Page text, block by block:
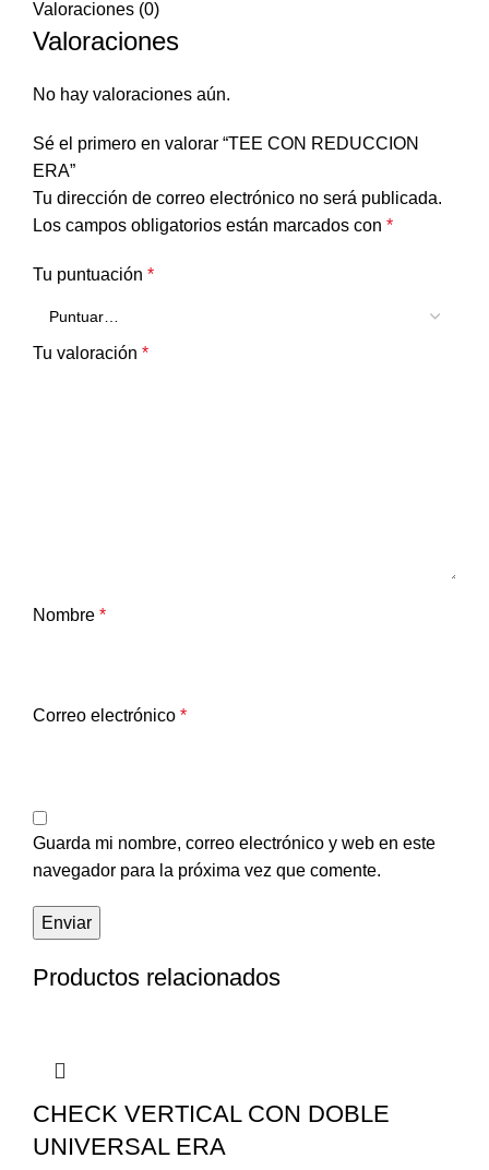
Valoraciones (0)
Valoraciones
No hay valoraciones aún.
Sé el primero en valorar “TEE CON REDUCCION
ERA”
Tu dirección de correo electrónico no será publicada.
Los campos obligatorios están marcados con *
Tu puntuación *
Tu valoración *
Nombre *
Correo electrónico *
Guarda mi nombre, correo electrónico y web en este
navegador para la próxima vez que comente.
Productos relacionados
CHECK VERTICAL CON DOBLE
UNIVERSAL ERA